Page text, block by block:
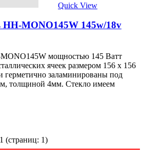
Quick View
HH-MONO145W 145w/18v
MONO145W мощностью 145 Ватт
ячеек размером 156 х 156
заламинированы под
толщиной 4мм. Стекло имеем
(страниц: 1)